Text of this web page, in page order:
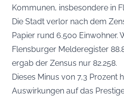
Kommunen, insbesondere in
Die Stadt verlor nach dem
Papier rund 6.500 Einwohner.
Flensburger Melderegister
ergab der Zensus nur 82.258.
Dieses Minus von 7,3 Prozent
Auswirkungen auf das